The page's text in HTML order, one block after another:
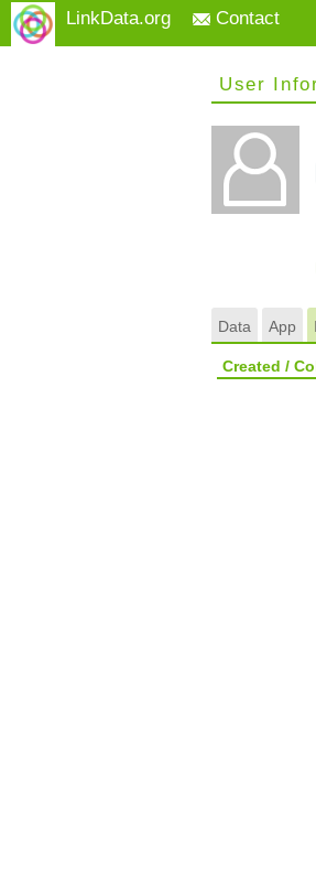
LinkData.org Contact
User
Data App
Created /